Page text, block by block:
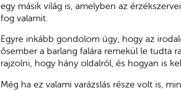
egy másik világ is, amelyben az
fog valamit.
Egyre inkább gondolom úgy, hogy az
ősember a barlang falára remekül le tudta
rajzolni, hogy hány oldalról, és hogyan is
Még ha ez valami varázslás része volt is,